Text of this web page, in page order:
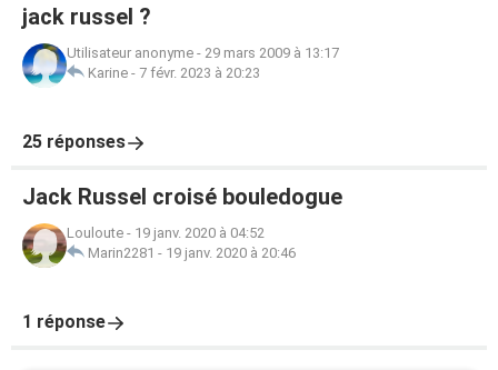
jack russel ?
Utilisateur anonyme - 29 mars 2009 à 13:17
Karine - 7 févr. 2023 à 20:23
25 réponses
Jack Russel croisé bouledogue
Louloute - 19 janv. 2020 à 04:52
Marin2281 - 19 janv. 2020 à 20:46
1 réponse